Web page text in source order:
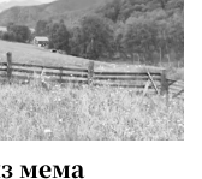
мема